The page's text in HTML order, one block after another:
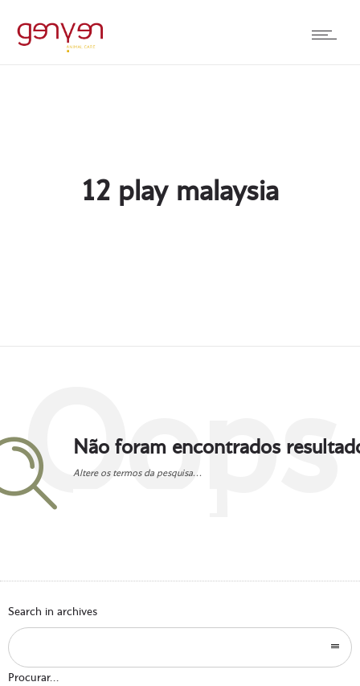
12 play malaysia
Oops
Não foram encontrados
Altere os termos da pesquisa...
Search in archives
Procurar...